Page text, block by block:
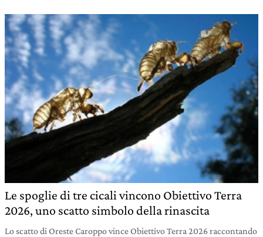
Le spoglie di tre cicali vincono Obiettivo Terra
2026, uno scatto simbolo della rinascita
Lo scatto di Oreste Caroppo vince Obiettivo Terra 2026 raccontando